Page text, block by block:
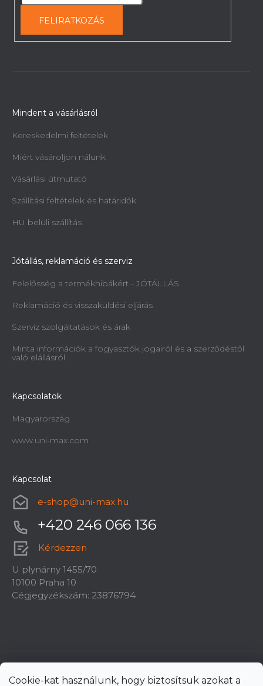
Cookie-kat használunk, hogy biztosítsuk azokat a
FELIRATKOZÁS
Mindent a vásárlásról
Kereskedelmi feltételek
Miért vásároljon nálunk
Vásárlási útmutató
Szállítási feltételek és határidők
HU belüli szállítás
Jótállás, reklamáció és szerviz
Felelősség a termékhibákért - JÓTÁLLÁS
Reklamáció és visszaküldési eljárás
Szerviz szolgáltatások és árak
Minta információk a fogyasztók jogairól és a szerződéstől
való elállásról
Kapcsolatok
Magyarország
www.uni-max.com
Kapcsolat
e-shop@uni-max.hu
+420 246 066 136
Kérdezzen
U plynárny 1455/70
10100 Praha 10
Cégjegyzékszám: 23876794